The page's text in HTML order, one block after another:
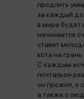
продлить
за каждый
в мире будет
начинается
ставит
кота на
С каждым
почтальон
он прожил, о
а также о